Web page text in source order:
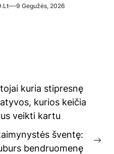
9 Gegužės, 2026
kuria stipresnę
kurios keičia
veikti kartu
šventę:
bendruomenę